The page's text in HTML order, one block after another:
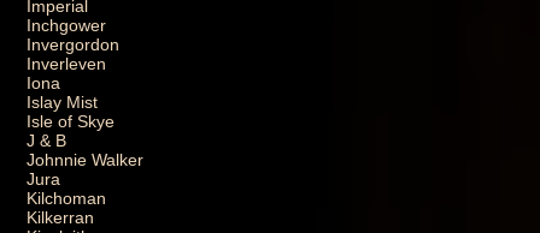
Imperial
Inchgower
Invergordon
Inverleven
Iona
Islay Mist
Isle of Skye
J & B
Johnnie Walker
Jura
Kilchoman
Kilkerran